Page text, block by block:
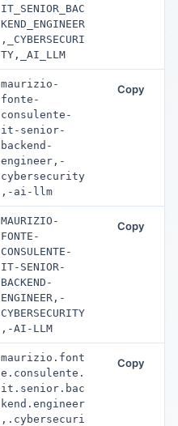
IT_SENIOR_BAC
KEND_ENGINEER
,_CYBERSECURI
TY,_AI_LLM
maurizio-
fonte-
consulente-
it-senior-
backend-
engineer,-
cybersecurity
,-ai-llm
Copy
MAURIZIO-
FONTE-
CONSULENTE-
IT-SENIOR-
BACKEND-
ENGINEER,-
CYBERSECURITY
,-AI-LLM
Copy
maurizio.font
e.consulente.
it.senior.bac
kend.engineer
,.cybersecuri
Copy